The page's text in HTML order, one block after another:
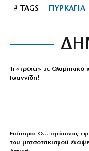
# TAGS ΠΥΡΚΑΓΙΑ
Τι «τρέχει» με Ολυμπιακό
Ιωαννίδη!
Επίσημο: Ο… πράσινος
του μητσοτακισμού